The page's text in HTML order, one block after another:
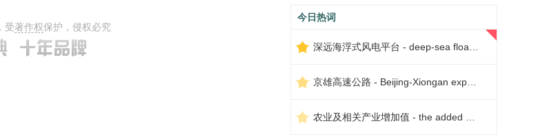
受著作权保护，侵权必究
今日热词